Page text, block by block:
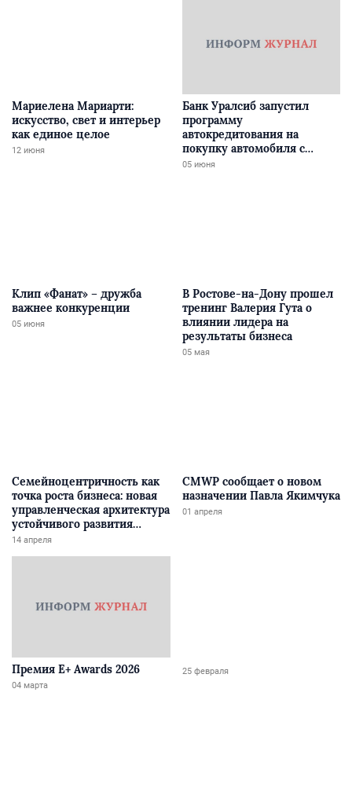
Мариелена Мариарти:
искусство, свет и интерьер
как единое целое
12 июня
Банк Уралсиб запустил
программу
автокредитования на
покупку автомобиля с
пробегом у физлиц на
05 июня
Клип «Фанат» – дружба
важнее конкуренции
05 июня
В Ростове-на-Дону прошел
тренинг Валерия Гута о
влиянии лидера на
результаты бизнеса
05 мая
Семейноцентричность как
точка роста бизнеса: новая
управленческая архитектура
устойчивого развития
российских компаний будет
14 апреля
CMWP сообщает о новом
назначении Павла Якимчука
01 апреля
Премия E+ Awards 2026
04 марта
25 февраля